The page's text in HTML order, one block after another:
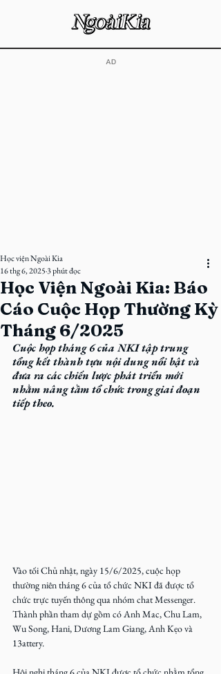
​AD
Học Viện Ngoài Kia: Báo
Cáo Cuộc Họp Thường Kỳ
Tháng 6/2025
Học viện Ngoài Kia
16 thg 6, 20253 phút đọc
Cuộc họp tháng 6 của NKI tập trung
tổng kết thành tựu nội dung nổi bật và
đưa ra các chiến lược phát triển mới
nhằm nâng tầm tổ chức trong giai đoạn
tiếp theo.
Vào tối Chủ nhật, ngày 15/6/2025, cuộc họp
thường niên tháng 6 của tổ chức NKI đã được tổ
chức trực tuyến thông qua nhóm chat Messenger.
Thành phần tham dự gồm có Anh Mac, Chu Lam,
Wu Song, Hani, Dương Lam Giang, Anh Kẹo và
13attery.